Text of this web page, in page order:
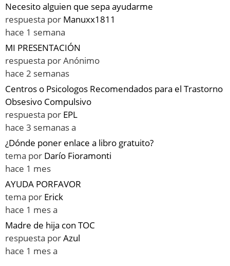
Necesito alguien que sepa ayudarme
respuesta por Manuxx1811
hace 1 semana
MI PRESENTACIÓN
respuesta porAnónimo
hace 2 semanas
Centros o Psicologos Recomendados para el Trastorno
Obsesivo Compulsivo
respuesta por EPL
hace 3 semanas a
¿Dónde poner enlace a libro gratuito?
tema por Darío Fioramonti
hace 1 mes
AYUDA PORFAVOR
tema por Erick
hace 1 mes a
Madre de hija con TOC
respuesta porAzul
hace 1 mes a